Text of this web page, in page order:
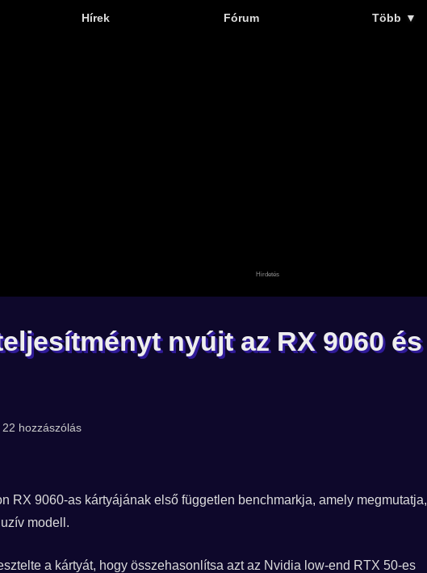
Hírek Fórum Több ▼
nyújt az RX 9060 és
22 hozzászólás
RX 9060-as kártyájának első független benchmarkja, amely megmutatja,
modell.
a kártyát, hogy összehasonlítsa azt az Nvidia low-end RTX 50-es